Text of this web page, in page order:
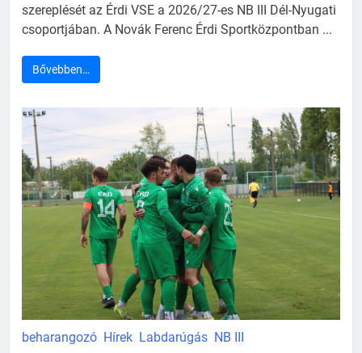
szereplését az Érdi VSE a 2026/27-es NB III Dél-Nyugati
csoportjában. A Novák Ferenc Érdi Sportközpontban ...
Bővebben…
beharangozó Hírek Labdarúgás NB III